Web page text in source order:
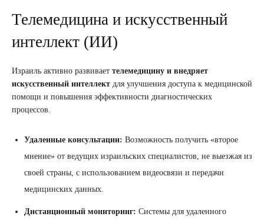
Телемедицина и искусственный
интеллект (ИИ)
Израиль активно развивает телемедицину и внедряет
искусственный интеллект для улучшения доступа к медицинской
помощи и повышения эффективности диагностических
процессов.
Удаленные консультации: Возможность получить «второе
мнение» от ведущих израильских специалистов, не выезжая из
своей страны, с использованием видеосвязи и передачи
медицинских данных.
Дистанционный мониторинг: Системы для удаленного